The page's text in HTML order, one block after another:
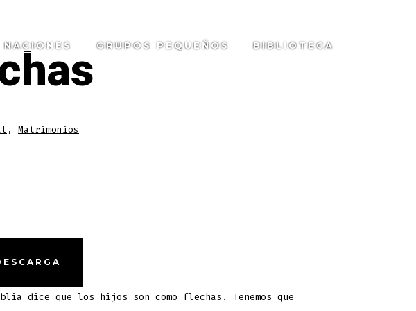
NACIONES GRUPOS PEQUEÑOS BIBLIOTECA
, Matrimonios
dice que los hijos son como flechas. Tenemos que